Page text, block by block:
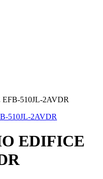
510JL-2AVDR
EDIFICE